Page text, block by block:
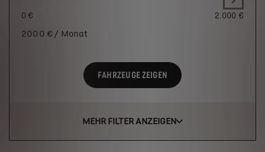
0 € 2.000 €
2000 € / Monat
FAHRZEUGE ZEIGEN
MEHR FILTER ANZEIGEN